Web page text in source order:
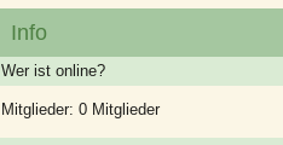
Info
Wer ist online?
Mitglieder: 0 Mitglieder